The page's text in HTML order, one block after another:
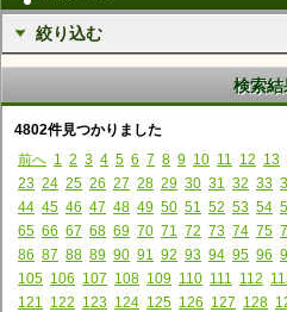
絞り込む
検索結
4802件見つかりました
前へ 1 2 3 4 5 6 7 8 9 10 11 12 13
23 24 25 26 27 28 29 30 31 32 33
44 45 46 47 48 49 50 51 52 53 54
65 66 67 68 69 70 71 72 73 74 75
86 87 88 89 90 91 92 93 94 95 96
105 106 107 108 109 110 111 112
121
122 123 124 125 126 127 128